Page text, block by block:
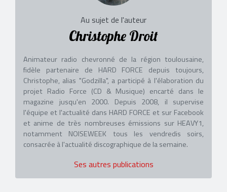
Au sujet de l'auteur
Christophe Droit
Animateur radio chevronné de la région toulousaine,
fidèle partenaire de HARD FORCE depuis toujours,
Christophe, alias "Godzilla", a participé à l'élaboration du
projet Radio Force (CD & Musique) encarté dans le
magazine jusqu'en 2000. Depuis 2008, il supervise
l'équipe et l'actualité dans HARD FORCE et sur Facebook
et anime de très nombreuses émissions sur HEAVY1,
notamment NOISEWEEK tous les vendredis soirs,
consacrée à l'actualité discographique de la semaine.
Ses autres publications